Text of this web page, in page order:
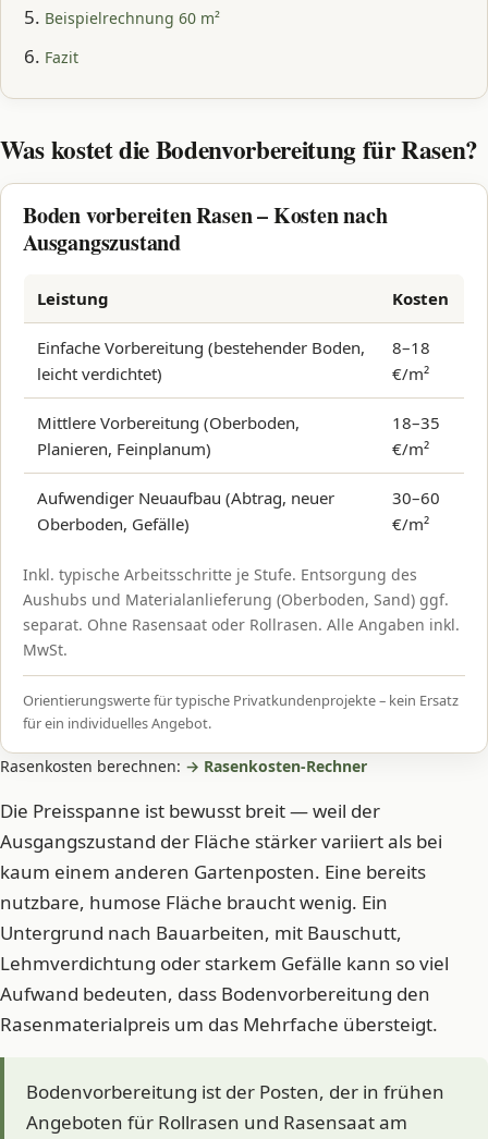
Beispielrechnung 60 m²
Fazit
Was kostet die Bodenvorbereitung für Rasen?
Boden vorbereiten Rasen – Kosten nach
Ausgangszustand
Leistung Kosten
Einfache Vorbereitung (bestehender Boden,
leicht verdichtet)
8–18
€/m²
Mittlere Vorbereitung (Oberboden,
Planieren, Feinplanum)
18–35
€/m²
Aufwendiger Neuaufbau (Abtrag, neuer
Oberboden, Gefälle)
30–60
€/m²
Inkl. typische Arbeitsschritte je Stufe. Entsorgung des
Aushubs und Materialanlieferung (Oberboden, Sand) ggf.
separat. Ohne Rasensaat oder Rollrasen. Alle Angaben inkl.
MwSt.
Orientierungswerte für typische Privatkundenprojekte – kein Ersatz
für ein individuelles Angebot.
Rasenkosten berechnen: → Rasenkosten-Rechner
Die Preisspanne ist bewusst breit — weil der
Ausgangszustand der Fläche stärker variiert als bei
kaum einem anderen Gartenposten. Eine bereits
nutzbare, humose Fläche braucht wenig. Ein
Untergrund nach Bauarbeiten, mit Bauschutt,
Lehmverdichtung oder starkem Gefälle kann so viel
Aufwand bedeuten, dass Bodenvorbereitung den
Rasenmaterialpreis um das Mehrfache übersteigt.
Bodenvorbereitung ist der Posten, der in frühen
Angeboten für Rollrasen und Rasensaat am